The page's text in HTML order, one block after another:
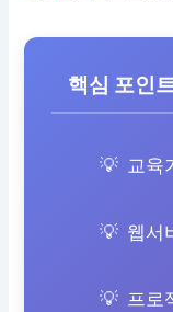
핵심 포인
교육
웹서
프로